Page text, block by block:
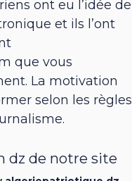
ont eu l’idée de
et ils l’ont
que vous
La motivation
selon les règles
dz de notre site